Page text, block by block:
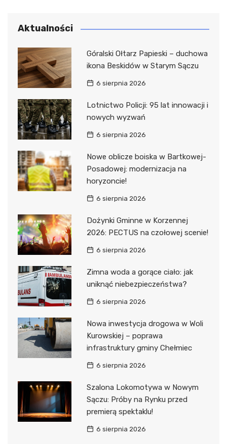
Aktualności
Góralski Ołtarz Papieski – duchowa
ikona Beskidów w Starym Sączu
6 sierpnia 2026
Lotnictwo Policji: 95 lat innowacji i
nowych wyzwań
6 sierpnia 2026
Nowe oblicze boiska w Bartkowej-
Posadowej: modernizacja na
horyzoncie!
6 sierpnia 2026
Dożynki Gminne w Korzennej
2026: PECTUS na czołowej scenie!
6 sierpnia 2026
Zimna woda a gorące ciało: jak
uniknąć niebezpieczeństwa?
6 sierpnia 2026
Nowa inwestycja drogowa w Woli
Kurowskiej – poprawa
infrastruktury gminy Chełmiec
6 sierpnia 2026
Szalona Lokomotywa w Nowym
Sączu: Próby na Rynku przed
premierą spektaklu!
6 sierpnia 2026